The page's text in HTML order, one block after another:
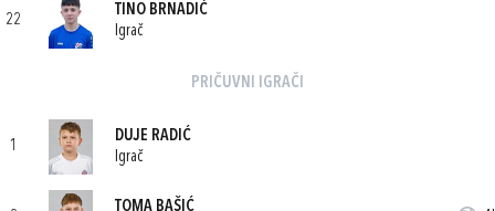
22
TINO BRNADIĆ
Igrač
PRIČUVNI IGRAČI
1
DUJE RADIĆ
Igrač
TOMA BAŠIĆ